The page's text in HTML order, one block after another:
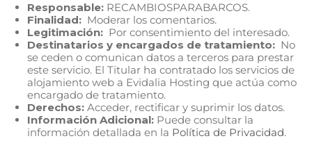
Responsable: RECAMBIOSPARABARCOS.
Finalidad: Moderar los comentarios.
Legitimación: Por consentimiento del interesado.
Destinatarios y encargados de tratamiento: No
se ceden o comunican datos a terceros para prestar
este servicio. El Titular ha contratado los servicios de
alojamiento web a Evidalia Hosting que actúa como
encargado de tratamiento.
Derechos: Acceder, rectificar y suprimir los datos.
Información Adicional: Puede consultar la
información detallada en la Política de Privacidad.